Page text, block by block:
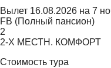
Вылет 16.08.2026 на 7
FB (Полный пансион)
2
2-Х МЕСТН. КОМФОРТ
Стоимость тура